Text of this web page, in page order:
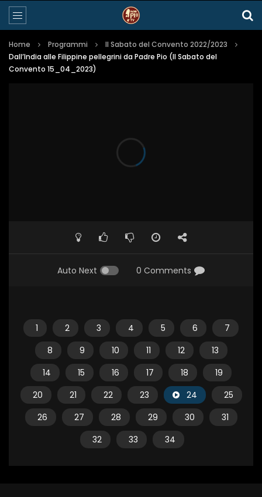
Home Programmi
Il Sabato del Convento 2022/2023
Dall’India alle Filippine pellegrini da Padre Pio (Il Sabato del
Convento 15_04_2023)
Auto Next 0 Comments
1 2 3 4 5 6
7
8
9 10 11 12
13
14
15 16 17 18
19
20
21 22 23 24
25
26
27 28 29 30
31
32
33 34